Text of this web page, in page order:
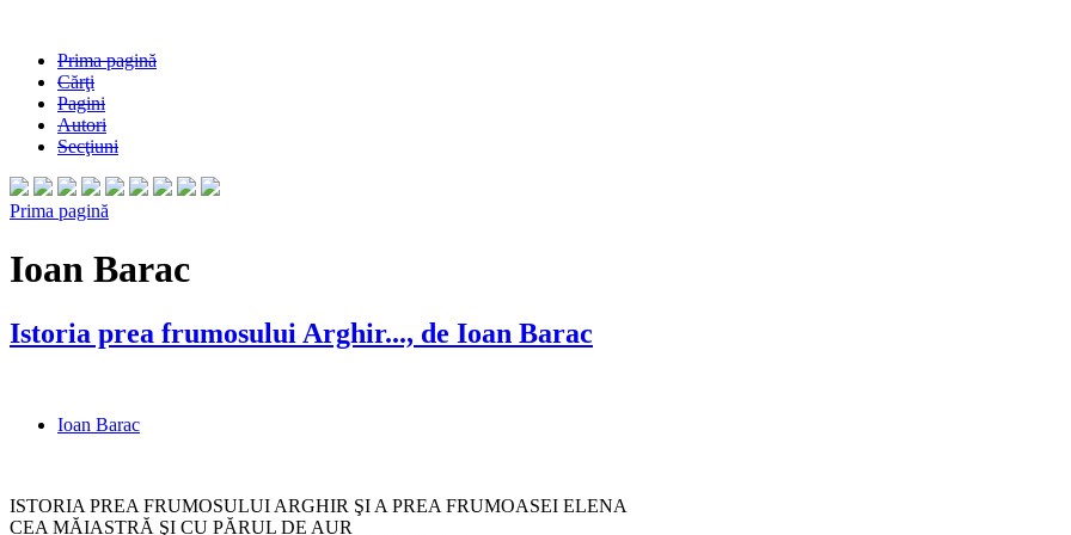
Prima pagină
Cărţi
Pagini
Autori
Secţiuni
Prima pagină
Ioan Barac
Istoria prea frumosului Arghir..., de Ioan Barac
Ioan Barac
ISTORIA PREA FRUMOSULUI ARGHIR ŞI A PREA FRUMOASEI ELENA
CEA MĂIASTRĂ ŞI CU PĂRUL DE AUR